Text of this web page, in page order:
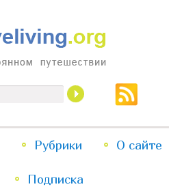
Перейти
к
Перейти
к
Рубрики О сайте
Подписка